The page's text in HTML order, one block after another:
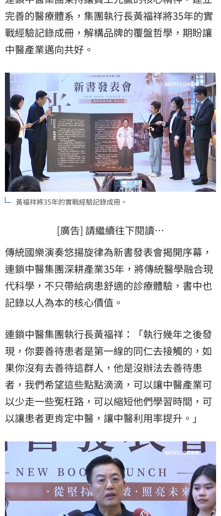
完善的醫療體系，集團執行長黃福祥將35年的實
戰經驗記錄成冊，解構品牌的覆盤哲學，期盼讓
中醫產業邁向共好。
黃福祥將35年的實戰經驗記錄成冊。
[廣告] 請繼續往下閱讀…
傳統國樂演奏悠揚旋律為新書發表會揭開序幕，
連鎖中醫集團深耕產業35年，將傳統醫學融合現
代科學，不只帶給病患舒適的診療體驗，書中也
記錄以人為本的核心價值。
連鎖中醫集團執行長黃福祥：「執行幾年之後發
現，你要善待患者是第一線的同仁去接觸的，如
果你沒有去善待這群人，他是沒辦法去善待患
者，我們希望這些點點滴滴，可以讓中醫產業可
以少走一些冤枉路，可以縮短他們學習時間，可
以讓患者更肯定中醫，讓中醫利用率提升。」